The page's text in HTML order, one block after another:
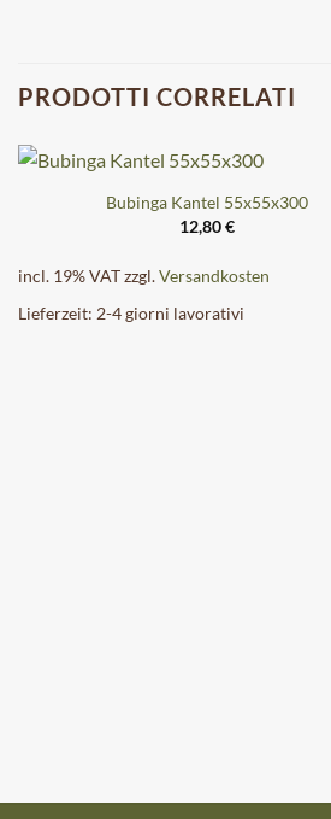
PRODOTTI CORRELATI
Bubinga Kantel 55x55x300
12,80€
incl. 19% VATzzgl.Versandkosten
Lieferzeit: 2-4 giorni lavorativi